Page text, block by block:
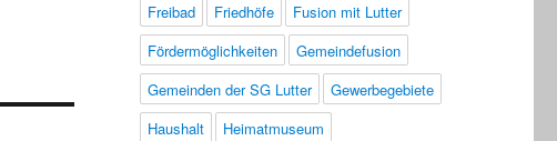
Freibad
Friedhöfe
Fusion mit Lutter
Fördermöglichkeiten
Gemeindefusion
Gemeinden der SG Lutter
Gewerbegebiete
Haushalt
Heimatmuseum